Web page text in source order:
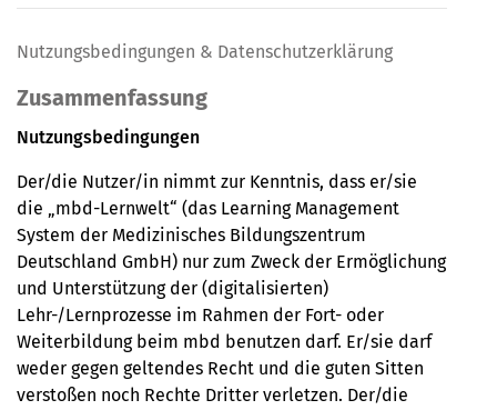
Nutzungsbedingungen & Datenschutzerklärung
Zusammenfassung
Nutzungsbedingungen
Der/die Nutzer/in nimmt zur Kenntnis, dass er/sie
die „mbd-Lernwelt“ (das Learning Management
System der Medizinisches Bildungszentrum
Deutschland GmbH) nur zum Zweck der Ermöglichung
und Unterstützung der (digitalisierten)
Lehr-/Lernprozesse im Rahmen der Fort- oder
Weiterbildung beim mbd benutzen darf. Er/sie darf
weder gegen geltendes Recht und die guten Sitten
verstoßen noch Rechte Dritter verletzen. Der/die